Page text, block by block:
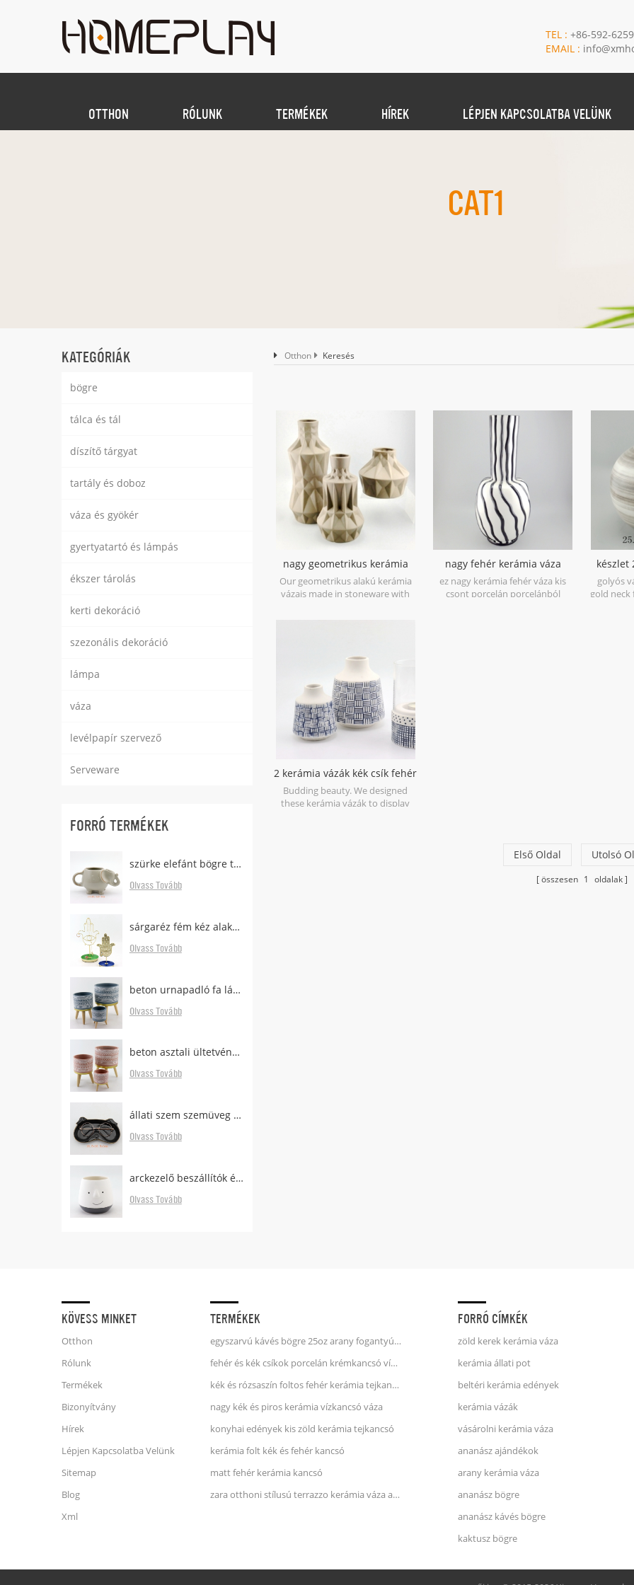
TEL : +86-592-
EMAIL :
OTTHON RÓLUNK TERMÉKEK HÍREK LÉPJEN KAPCSOLATBA VELÜNK
CAT1
KATEGÓRIÁK
bögre
tálca és tál
díszítő tárgyat
tartály és doboz
váza és gyökér
gyertyatartó és lámpás
ékszer tárolás
kerti dekoráció
szezonális dekoráció
lámpa
váza
levélpapír szervező
Serveware
FORRÓ TERMÉKEK
szürke elefánt bögre tea táska tartóval
Olvass Tovább
sárgaréz fém kéz alakú fülbevaló állvány tálcával
Olvass Tovább
beton urnapadló fa lábakkal
Olvass Tovább
beton asztali ültetvényes erdős lábakkal eladó
Olvass Tovább
állati szem szemüveg tartó asztalhoz
Olvass Tovább
arckezelő beszállítók és gyártók
Olvass Tovább
Otthon Keresés
nagy geometrikus kerámia
váza barna 3 készlet
Our geometrikus alakú kerámia
vázais made in stoneware with
nagy fehér kerámia váza
fekete kézzel festett
vonalakkal
ez nagy kerámia fehér váza kis
csont porcelán porcelánból
készlet
golyós
gold
2 kerámia vázák kék csík fehér
színben
Budding beauty. We designed
these kerámia vázák to display
Első Oldal Utolsó
összesen 1 oldalak
KÖVESS MINKET
Otthon
Rólunk
Termékek
Bizonyítvány
Hírek
Lépjen Kapcsolatba Velünk
Sitemap
Blog
Xml
TERMÉKEK
egyszarvú kávés bögre 25oz arany fogantyúval, dombornyomott felülettel
fehér és kék csíkok porcelán krémkancsó víz kancsó
kék és rózsaszín foltos fehér kerámia tejkancsó
nagy kék és piros kerámia vízkancsó váza
konyhai edények kis zöld kerámia tejkancsó
kerámia folt kék és fehér kancsó
matt fehér kerámia kancsó
zara otthoni stílusú terrazzo kerámia váza arcával
FORRÓ CÍMKÉK
zöld kerek kerámia váza
kerámia állati pot
beltéri kerámia edények
kerámia vázák
vásárolni kerámia váza
ananász ajándékok
arany kerámia váza
ananász bögre
ananász kávés bögre
kaktusz bögre